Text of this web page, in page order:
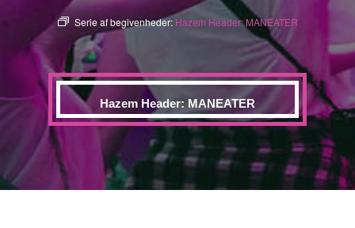
Serie af begivenheder: Hazem Header: MANEATER
Hazem Header: MANEATER